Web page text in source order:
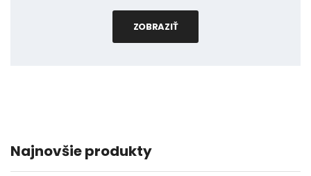
ZOBRAZIŤ
Najnovšie produkty